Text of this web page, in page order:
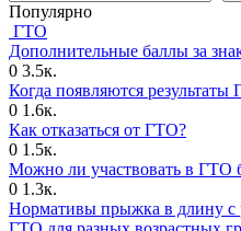
Популярно
ГТО
Дополнительные баллы за
0 3.5к.
Когда появляются
0 1.6к.
Как отказаться от ГТО?
0 1.5к.
Можно ли участвовать в ГТО
0 1.3к.
Нормативы прыжка в длину с